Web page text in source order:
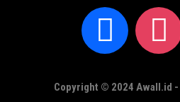
Copyright © 2024 Awall.id